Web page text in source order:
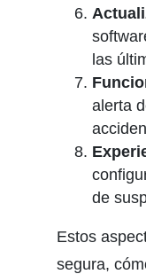
las
alerta
de
Estos
segura,